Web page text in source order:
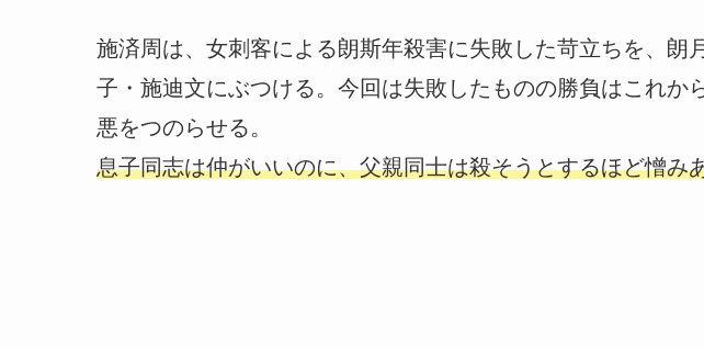
施済周は、女刺客による朗斯年殺害に失敗した苛立ちを、朗
子・施迪文にぶつける。今回は失敗したものの勝負はこれか
悪をつのらせる。
息子同志は仲がいいのに、父親同士は殺そうとするほど憎